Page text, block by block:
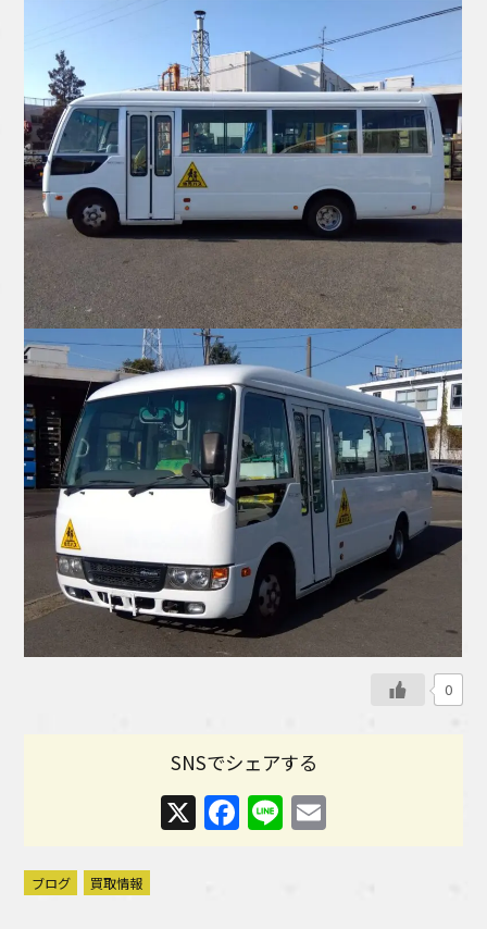
0
SNSでシェアする
X Facebook
Line
ブログ 買取情報